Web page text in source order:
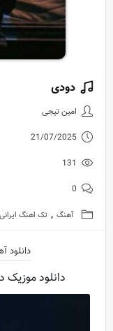
دانلود
دودی
امین تیجی
21/07/2025
131
0
آهنگ , تک اهنگ ایرانی
دانلود
دانلود موزیک